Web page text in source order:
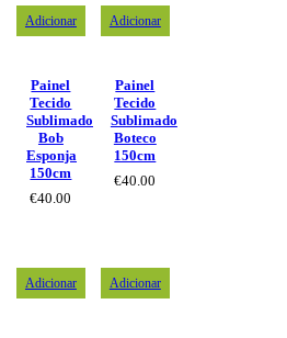
Adicionar
Painel
Tecido
Sublimado
Bob
Esponja
150cm
€40.00
Adicionar
Painel
Tecido
Sublimado
Boteco
150cm
€40.00
Adicionar Adicionar